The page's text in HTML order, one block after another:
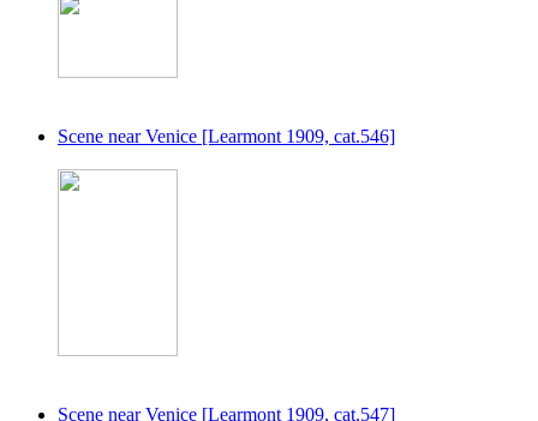
Scene near Venice [Learmont 1909, cat.546]
Scene near Venice [Learmont 1909, cat.547]